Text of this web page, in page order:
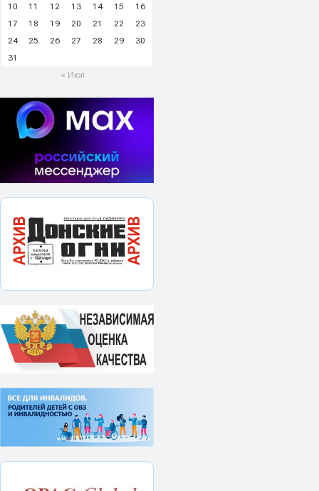
10
11 12 13 14 15
16
17
18 19 20 21 22
23
24
25 26 27 28 29
30
31
« Июл